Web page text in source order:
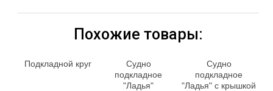
Похожие товары:
Подкладной круг
Судно
подкладное
"Ладья"
Судно
подкладное
"Ладья" с крышкой